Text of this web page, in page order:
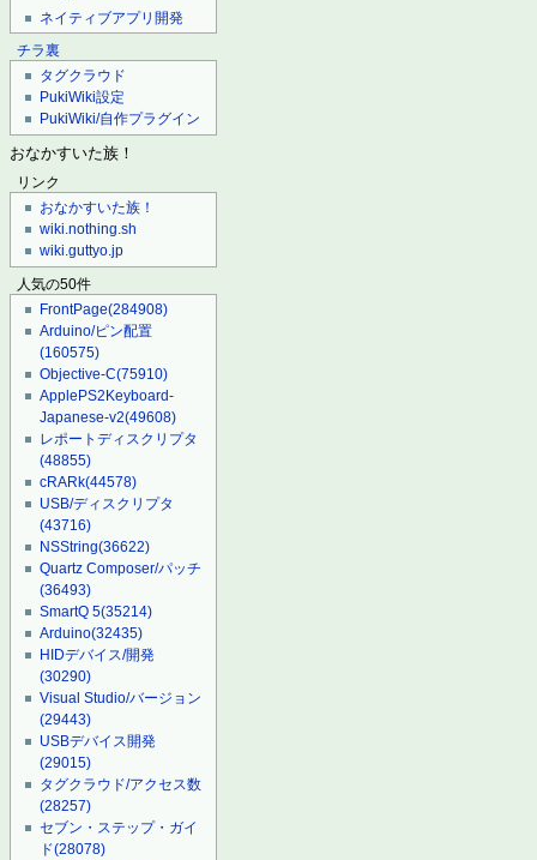
ネイティブアプリ開発
チラ裏
タグクラウド
PukiWiki設定
PukiWiki/自作プラグイン
おなかすいた族！
リンク
おなかすいた族！
wiki.nothing.sh
wiki.guttyo.jp
人気の50件
FrontPage(284908)
Arduino/ピン配置
(160575)
Objective-C(75910)
ApplePS2Keyboard-
Japanese-v2(49608)
レポートディスクリプタ
(48855)
cRARk(44578)
USB/ディスクリプタ
(43716)
NSString(36622)
Quartz Composer/パッチ
(36493)
SmartQ 5(35214)
Arduino(32435)
HIDデバイス/開発
(30290)
Visual Studio/バージョン
(29443)
USBデバイス開発
(29015)
タグクラウド/アクセス数
(28257)
セブン・ステップ・ガイ
ド(28078)